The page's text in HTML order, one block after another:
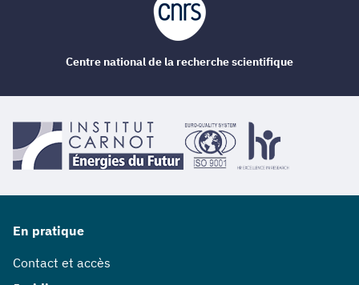
En pratique
Contact et accès
Centre national de la recherche scientifique